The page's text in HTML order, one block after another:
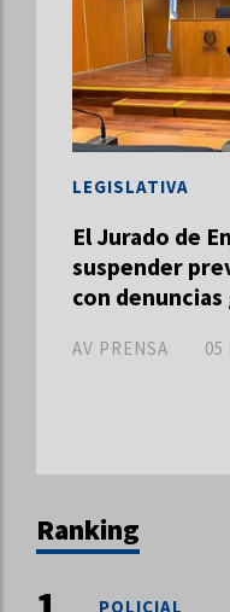
El Jurado de
suspender
con denuncias
AV PRENSA
LEGISLATIVA
05
Ranking
POLICIAL